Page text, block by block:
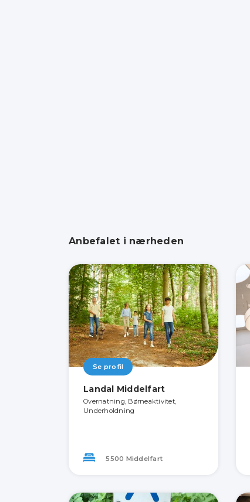
Anbefalet i nærheden
Se profil
Landal Middelfart
Overnatning, Børneaktivitet,
Underholdning
5500 Middelfart